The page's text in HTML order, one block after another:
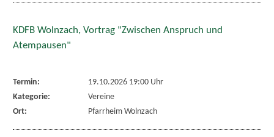
KDFB Wolnzach, Vortrag "Zwischen Anspruch und
Atempausen"
Termin:
19.10.2026 19:00 Uhr
Kategorie:
Vereine
Ort:
Pfarrheim Wolnzach